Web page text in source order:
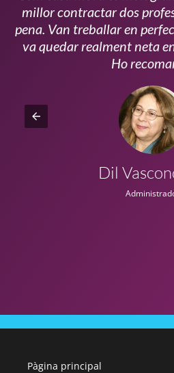
millor contractar dos
pena. Van treballar en
va quedar realment neta
Ho
Dil
Pàgina principal